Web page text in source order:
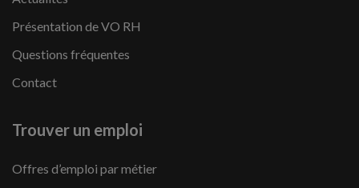
Présentation de VO RH
Questions fréquentes
Contact
Trouver un emploi
Offres d’emploi par métier